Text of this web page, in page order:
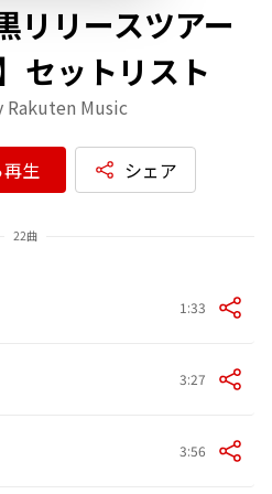
リースツアー
セットリスト
Rakuten Music
生 シェア
22曲
1:33
3:27
3:56